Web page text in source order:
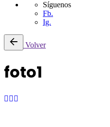
Síguenos
Fb.
Ig.
Volver
foto1